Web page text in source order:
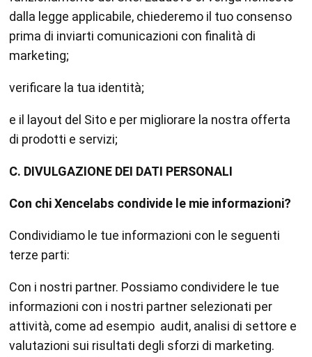
dalla legge applicabile, chiederemo il tuo consenso
prima di inviarti comunicazioni con finalità di
marketing;
verificare la tua identità;
e il layout del Sito e per migliorare la nostra offerta
di prodotti e servizi;
C. DIVULGAZIONE DEI DATI PERSONALI
Con chi Xencelabs condivide le mie informazioni?
Condividiamo le tue informazioni con le seguenti
terze parti:
Con i nostri partner. Possiamo condividere le tue
informazioni con i nostri partner selezionati per
attività, come ad esempio audit, analisi di settore e
valutazioni sui risultati degli sforzi di marketing.